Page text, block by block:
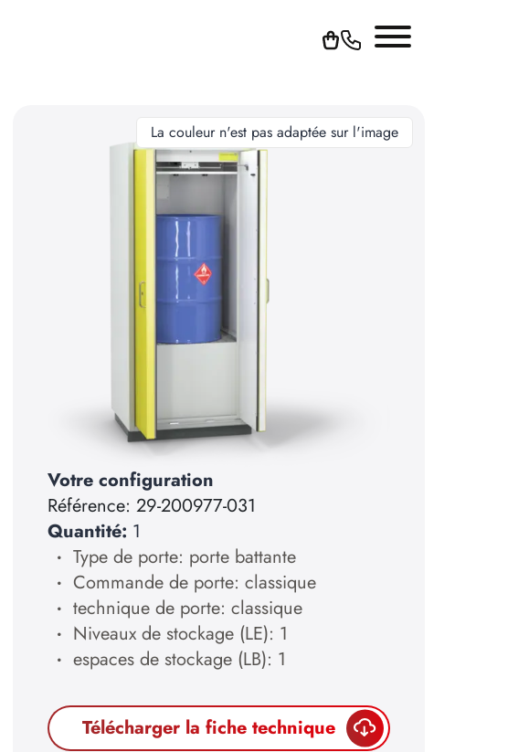
La couleur n'est pas adaptée sur l'image
Votre configuration
Référence: 29-200977-031
Quantité: 1
Type de porte: porte battante
Commande de porte: classique
technique de porte: classique
Niveaux de stockage (LE): 1
espaces de stockage (LB): 1
Télécharger la fiche technique